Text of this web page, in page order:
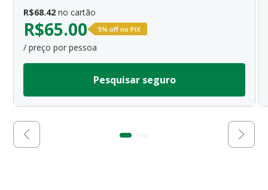
R$68.42 no cartão
R$65.00
/ preço por pessoa
Pesquisar seguro